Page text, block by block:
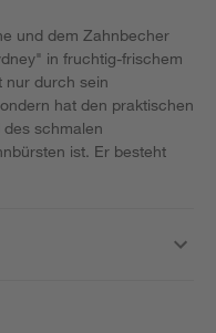
und dem Zahnbecher
in fruchtig-frischem
nur durch sein
hat den praktischen
schmalen
ist. Er besteht